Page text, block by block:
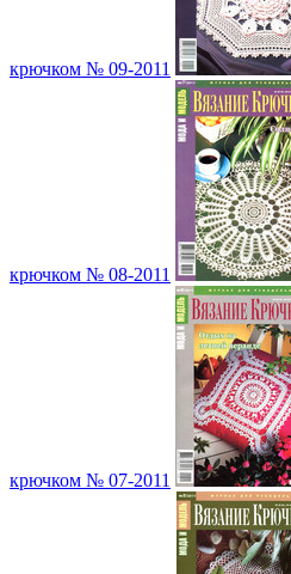
крючком № 09-2011
крючком № 08-2011
крючком № 07-2011